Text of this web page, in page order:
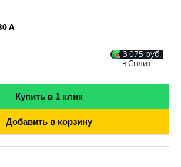
A
3 075 руб.
в Сплит
Купить в 1 клик
Добавить в корзину